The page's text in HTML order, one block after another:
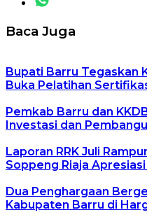
Baca Juga
Bupati Barru Tegaskan
Buka Pelatihan
Pemkab Barru dan
Investasi dan
Laporan RRK Juli
Soppeng Riaja
Dua Penghargaan
Kabupaten Barru di